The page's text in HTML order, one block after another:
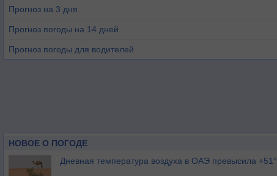
Прогноз на 3 дня
Прогноз погоды на 14 дней
Прогноз погоды для водителей
НОВОЕ О ПОГОДЕ
Дневная температура воздуха в ОАЭ превысила +51°